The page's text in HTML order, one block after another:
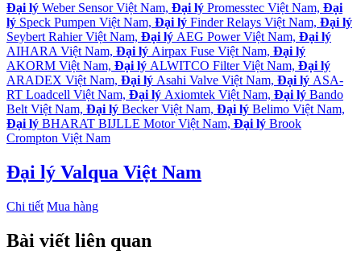
Đại lý Weber Sensor Việt Nam, Đại lý Promesstec Việt Nam, Đại
lý Speck Pumpen Việt Nam, Đại lý Finder Relays Việt Nam, Đại lý
Seybert Rahier Việt Nam, Đại lý AEG Power Việt Nam, Đại lý
AIHARA Việt Nam, Đại lý Airpax Fuse Việt Nam, Đại lý
AKORM Việt Nam, Đại lý ALWITCO Filter Việt Nam, Đại lý
ARADEX Việt Nam, Đại lý Asahi Valve Việt Nam, Đại lý ASA-
RT Loadcell Việt Nam, Đại lý Axiomtek Việt Nam, Đại lý Bando
Belt Việt Nam, Đại lý Becker Việt Nam, Đại lý Belimo Việt Nam,
Đại lý BHARAT BIJLLE Motor Việt Nam, Đại lý Brook
Crompton Việt Nam
Đại lý Valqua Việt Nam
Chi tiết Mua hàng
Bài viết liên quan